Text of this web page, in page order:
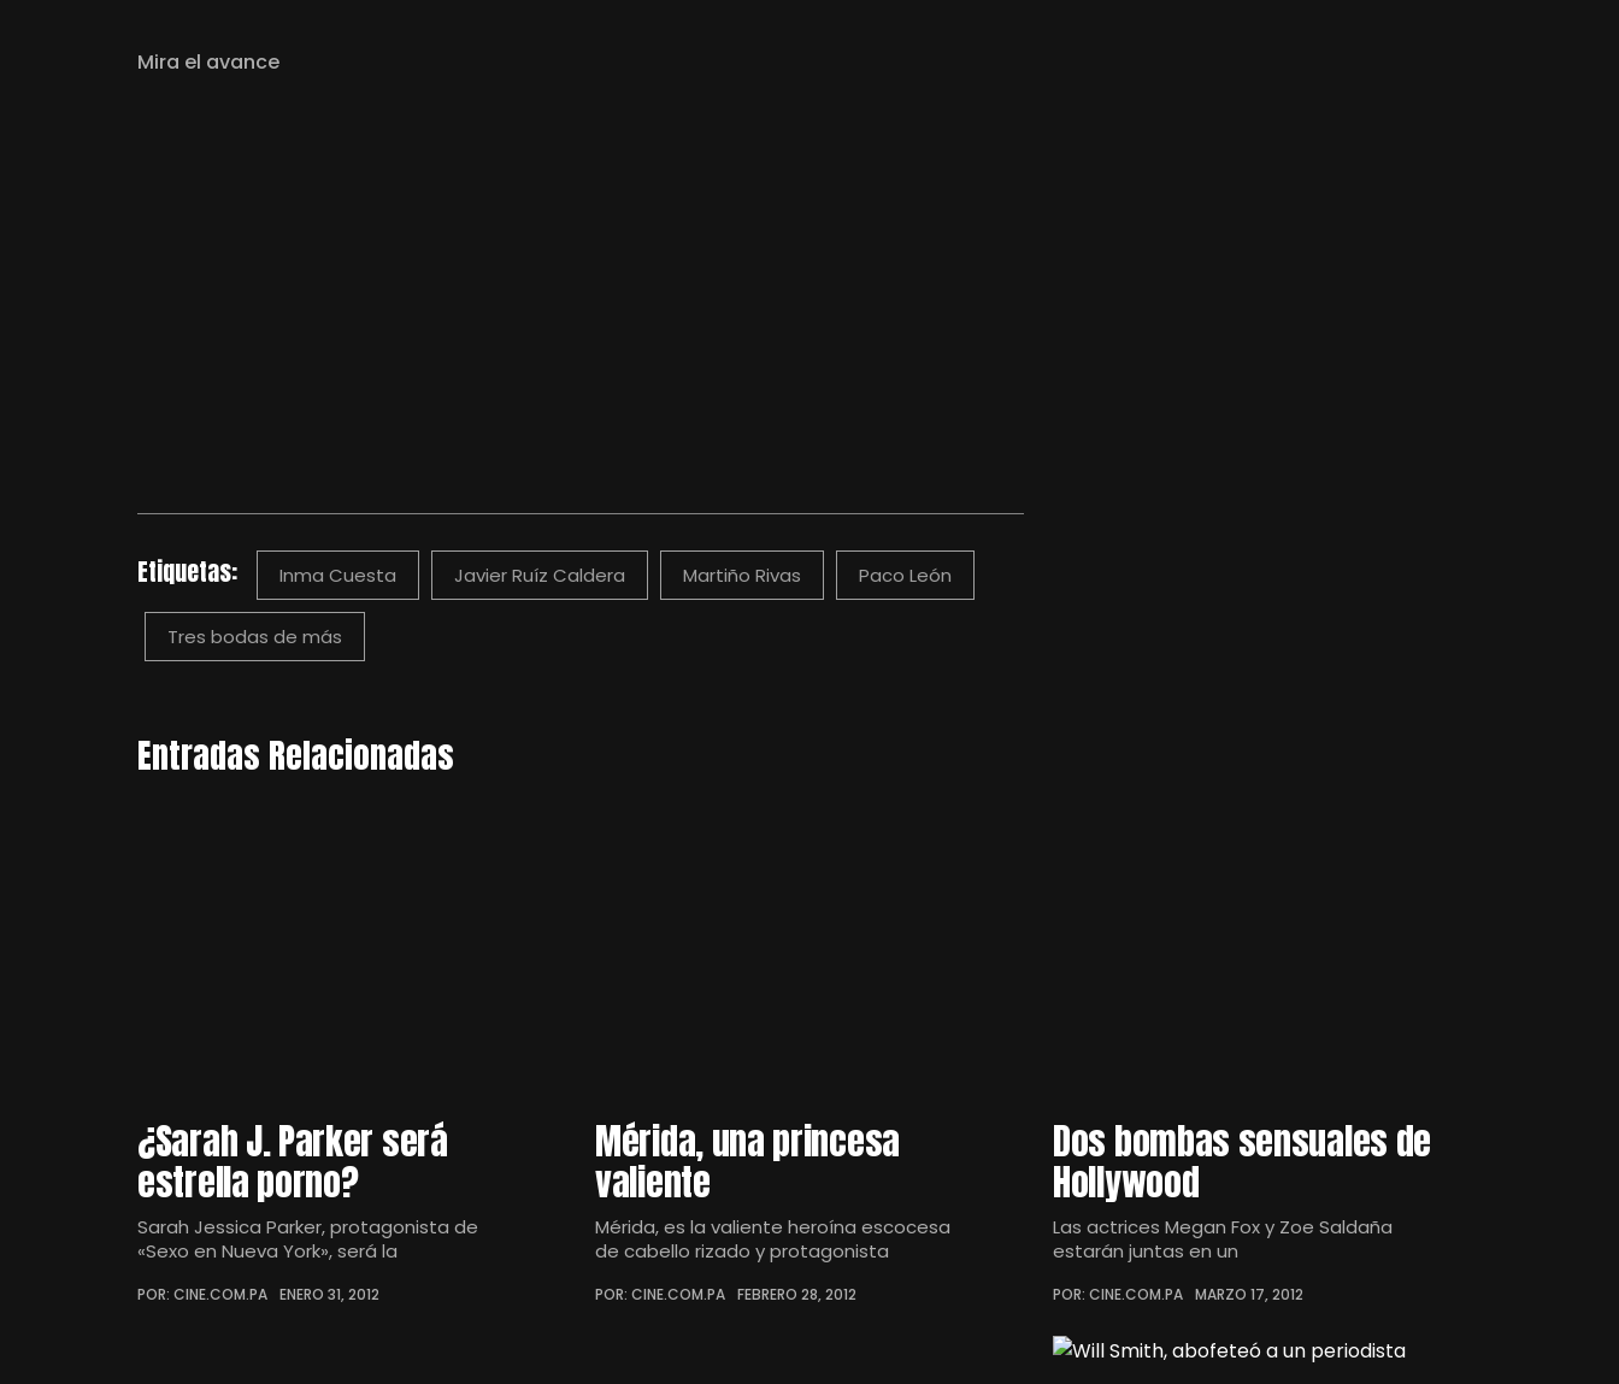
Mira el avance
Etiquetas: Inma Cuesta Javier Ruíz Caldera Martiño Rivas Paco León
Tres bodas de más
Entradas Relacionadas
¿Sarah J. Parker será
estrella porno?
Sarah Jessica Parker, protagonista de
«Sexo en Nueva York», será la
POR: CINE.COM.PA ENERO 31, 2012
Mérida, una princesa
valiente
Mérida, es la valiente heroína escocesa
de cabello rizado y protagonista
POR: CINE.COM.PA FEBRERO 28, 2012
Dos bombas sensuales de
Hollywood
Las actrices Megan Fox y Zoe Saldaña
estarán juntas en un
POR: CINE.COM.PA MARZO 17, 2012